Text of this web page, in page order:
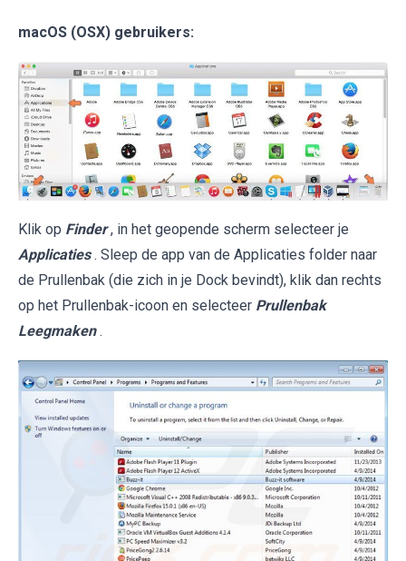
macOS (OSX) gebruikers:
Klik op Finder , in het geopende scherm selecteer je
Applicaties . Sleep de app van de Applicaties folder naar
de Prullenbak (die zich in je Dock bevindt), klik dan rechts
op het Prullenbak-icoon en selecteer Prullenbak
Leegmaken .